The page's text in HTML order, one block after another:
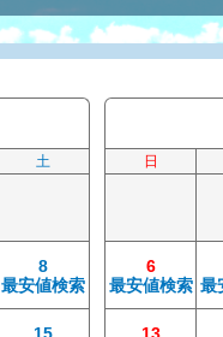
土
8
最安値検索
15
日
6
最安値検索 最
13